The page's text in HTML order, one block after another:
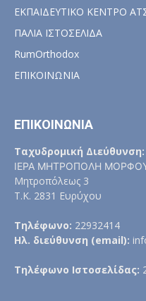
ΕΚΠΑΙΔΕΥΤΙΚΟ ΚΕΝΤΡΟ
ΠΑΛΙΑ ΙΣΤΟΣΕΛΙΔΑ
RumOrthodox
ΕΠΙΚΟΙΝΩΝΙΑ
ΕΠΙΚΟΙΝΩΝΙΑ
Ταχυδρομική Διεύθυνση:
ΙΕΡΑ ΜΗΤΡΟΠΟΛΗ
Μητροπόλεως 3
Τ.Κ. 2831 Ευρύχου
Τηλέφωνο: 22932414
Ηλ. διεύθυνση (email):
Τηλέφωνο Ιστοσελίδας: